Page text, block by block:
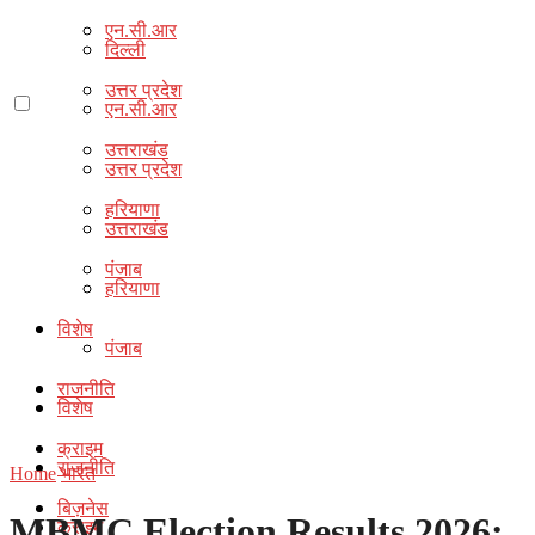
एन.सी.आर
उत्तर प्रदेश
उत्तराखंड
हरियाणा
पंजाब
विशेष
राजनीति
क्राइम
बिज़नेस
दिल्ली
एन.सी.आर
उत्तर प्रदेश
उत्तराखंड
हरियाणा
पंजाब
विशेष
राजनीति
क्राइम
Home भारत